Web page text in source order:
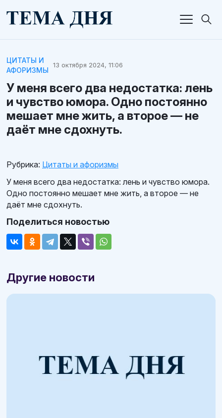
ЦИТАТЫ И
АФОРИЗМЫ
13 октября 2024, 11:06
У меня всего два недостатка: лень
и чувство юмора. Одно постоянно
мешает мне жить, а второе — не
даёт мне сдохнуть.
Рубрика: Цитаты и афоризмы
У меня всего два недостатка: лень и чувство юмора.
Одно постоянно мешает мне жить, а второе — не
даёт мне сдохнуть.
Поделиться новостью
Другие новости